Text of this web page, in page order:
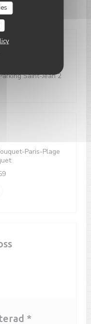
Saint-Jean 2
Paris-Plage
((öppnas i ett nytt
*